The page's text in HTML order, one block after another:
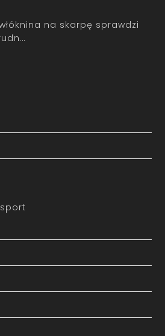
na skarpę sprawdzi